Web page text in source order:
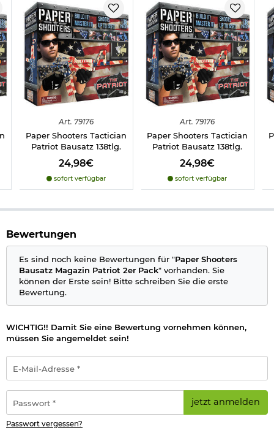
Altersempfehlung: ab 14 Jahren.
Nicht für Kinder unter 14 Jahren ohne Aufsicht eines
Erwachsenen geeignet.
Nicht für Kinder unter 36 Monaten geeignet.
Erstickungsgefahr aufgrund verschluckbarer Kleinteile.
Herstellerinformationen
Art. 79176
Paper Shooters Tactician
Patriot Bausatz 138tlg.
24,98€
sofort verfügbar
Art. 79176
Paper Shooters Tactician
Patriot Bausatz 138tlg.
24,98€
sofort verfügbar
Bewertungen
Es sind noch keine Bewertungen für "Paper Shooters
Bausatz Magazin Patriot 2er Pack" vorhanden. Sie
können der Erste sein! Bitte schreiben Sie die erste
Bewertung.
WICHTIG!! Damit Sie eine Bewertung vornehmen können,
müssen Sie angemeldet sein!
Mail-
Adresse
*
jetzt anmelden
Passwort vergessen?